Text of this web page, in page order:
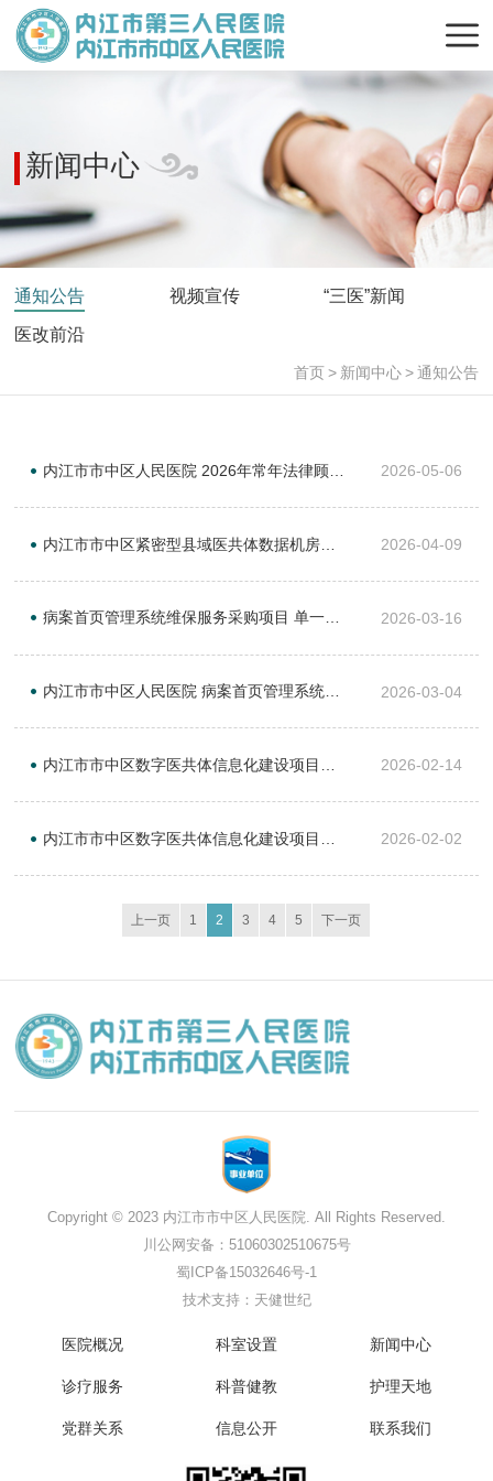
新闻中心
通知公告 视频宣传 “三医”新闻
医改前沿
首页 > 新闻中心 > 通知公告
2026-05-06
2026-04-09
病案首页管理系统维保服务采购项目 单一来源成交公告 2026-03-16
2026-03-04
2026-02-14
2026-02-02
上一页 1 2 3 4 5 下一页
Copyright © 2023 内江市市中区人民医院. All Rights Reserved.
川公网安备：51060302510675号
蜀ICP备15032646号-1
技术支持：天健世纪
医院概况 科室设置 新闻中心
诊疗服务 科普健教 护理天地
党群关系 信息公开 联系我们